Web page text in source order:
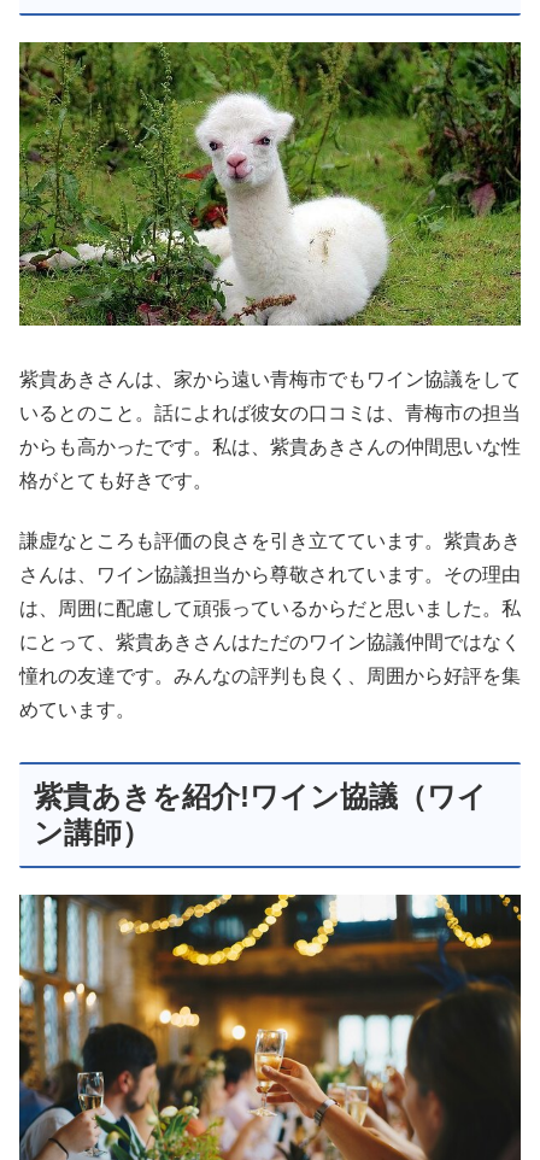
紫貴あきさんは、家から遠い青梅市でもワイン協議をして
いるとのこと。話によれば彼女の口コミは、青梅市の担当
からも高かったです。私は、紫貴あきさんの仲間思いな性
格がとても好きです。
謙虚なところも評価の良さを引き立てています。紫貴あき
さんは、ワイン協議担当から尊敬されています。その理由
は、周囲に配慮して頑張っているからだと思いました。私
にとって、紫貴あきさんはただのワイン協議仲間ではなく
憧れの友達です。みんなの評判も良く、周囲から好評を集
めています。
紫貴あきを紹介!ワイン協議（ワイ
ン講師）